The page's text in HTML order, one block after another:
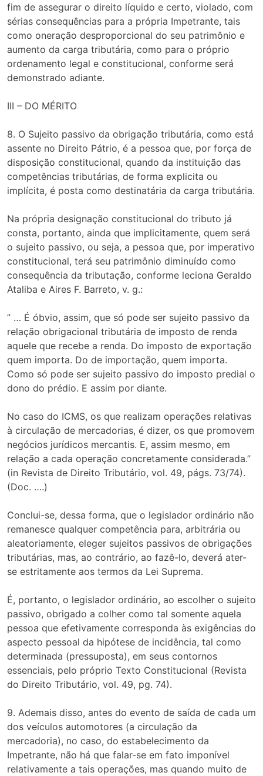
fim de assegurar o direito líquido e certo, violado, com
sérias consequências para a própria Impetrante, tais
como oneração desproporcional do seu patrimônio e
aumento da carga tributária, como para o próprio
ordenamento legal e constitucional, conforme será
demonstrado adiante.
III – DO MÉRITO
8. O Sujeito passivo da obrigação tributária, como está
assente no Direito Pátrio, é a pessoa que, por força de
disposição constitucional, quando da instituição das
competências tributárias, de forma explicita ou
implícita, é posta como destinatária da carga tributária.
Na própria designação constitucional do tributo já
consta, portanto, ainda que implicitamente, quem será
o sujeito passivo, ou seja, a pessoa que, por imperativo
constitucional, terá seu patrimônio diminuído como
consequência da tributação, conforme leciona Geraldo
Ataliba e Aires F. Barreto, v. g.:
” … É óbvio, assim, que só pode ser sujeito passivo da
relação obrigacional tributária de imposto de renda
aquele que recebe a renda. Do imposto de exportação
quem importa. Do de importação, quem importa.
Como só pode ser sujeito passivo do imposto predial o
dono do prédio. E assim por diante.
No caso do ICMS, os que realizam operações relativas
à circulação de mercadorias, é dizer, os que promovem
negócios jurídicos mercantis. E, assim mesmo, em
relação a cada operação concretamente considerada.”
(in Revista de Direito Tributário, vol. 49, págs. 73/74).
(Doc. ….)
Conclui-se, dessa forma, que o legislador ordinário não
remanesce qualquer competência para, arbitrária ou
aleatoriamente, eleger sujeitos passivos de obrigações
tributárias, mas, ao contrário, ao fazê-lo, deverá ater-
se estritamente aos termos da Lei Suprema.
É, portanto, o legislador ordinário, ao escolher o sujeito
passivo, obrigado a colher como tal somente aquela
pessoa que efetivamente corresponda às exigências do
aspecto pessoal da hipótese de incidência, tal como
determinada (pressuposta), em seus contornos
essenciais, pelo próprio Texto Constitucional (Revista
do Direito Tributário, vol. 49, pg. 74).
9. Ademais disso, antes do evento de saída de cada um
dos veículos automotores (a circulação da
mercadoria), no caso, do estabelecimento da
Impetrante, não há que falar-se em fato imponível
relativamente a tais operações, mas quando muito de